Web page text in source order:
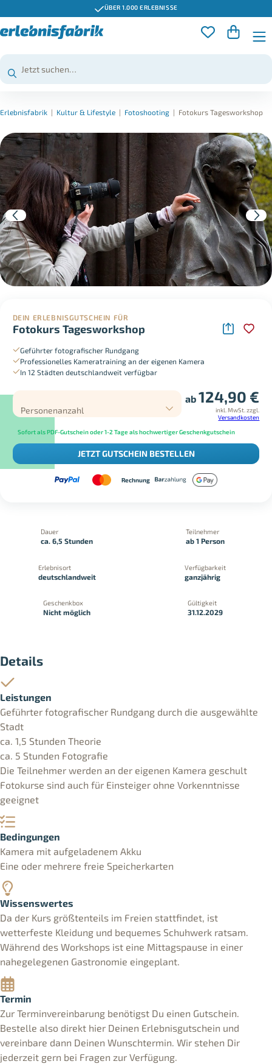
ÜBER 1.000 ERLEBNISSE
Erlebnisfabrik | Kultur & Lifestyle | Fotoshooting | Fotokurs Tagesworkshop
DEIN ERLEBNISGUTSCHEIN FÜR
Fotokurs Tagesworkshop
Geführter fotografischer Rundgang
Professionelles Kameratraining an der eigenen Kamera
In 12 Städten deutschlandweit verfügbar
Personenanzahl
ab124,90 €
inkl. MwSt. zzgl.
Versandkosten
Sofort als PDF-Gutschein oder 1-2 Tage als hochwertiger Geschenkgutschein
JETZT GUTSCHEIN BESTELLEN
Rechnung
Dauer
ca. 6,5 Stunden
Teilnehmer
ab 1 Person
Erlebnisort
deutschlandweit
Verfügbarkeit
ganzjährig
Geschenkbox
Nicht möglich
Gültigkeit
31.12.2029
Details
Leistungen
Geführter fotografischer Rundgang durch die ausgewählte
Stadt
ca. 1,5 Stunden Theorie
ca. 5 Stunden Fotografie
Die Teilnehmer werden an der eigenen Kamera geschult
Fotokurse sind auch für Einsteiger ohne Vorkenntnisse
geeignet
Bedingungen
Kamera mit aufgeladenem Akku
Eine oder mehrere freie Speicherkarten
Wissenswertes
Da der Kurs größtenteils im Freien stattfindet, ist
wetterfeste Kleidung und bequemes Schuhwerk ratsam.
Während des Workshops ist eine Mittagspause in einer
nahegelegenen Gastronomie eingeplant.
Termin
Zur Terminvereinbarung benötigst Du einen Gutschein.
Bestelle also direkt hier Deinen Erlebnisgutschein und
vereinbare dann Deinen Wunschtermin. Wir stehen Dir
jederzeit gern bei Fragen zur Verfügung.